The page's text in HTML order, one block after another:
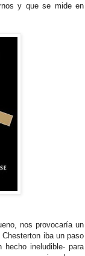
y que se mide en
nos provocaría un
iba un paso
ineludible- para